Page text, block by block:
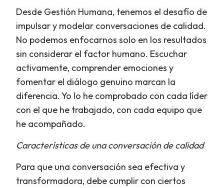
Desde Gestión Humana, tenemos el desafío de
impulsar y modelar conversaciones de calidad.
No podemos enfocarnos solo en los resultados
sin considerar el factor humano. Escuchar
activamente, comprender emociones y
fomentar el diálogo genuino marcan la
diferencia. Yo lo he comprobado con cada líder
con el que he trabajado, con cada equipo que
he acompañado.
Características de una conversación de calidad
Para que una conversación sea efectiva y
transformadora, debe cumplir con ciertos